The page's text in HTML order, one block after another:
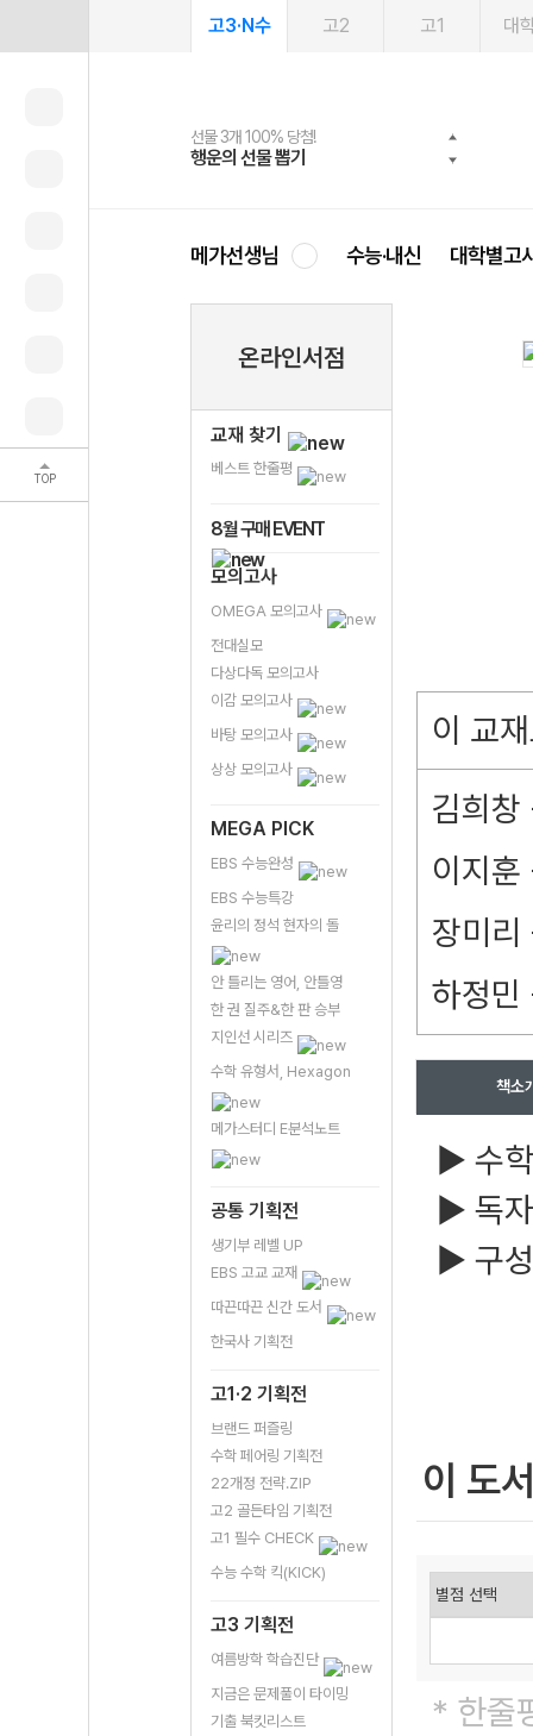
TOP
고3·N수 고2 고1 대
선물 3개 100% 당첨!
행운의 선물 뽑기
선물 100% 증정!
메가스터디 X 올리브
여름방학 스터디 캐시백
메가런 썸머스쿨
2027 러셀 단과
강사 공개선발
스마트러닝앱
설문 EVENT
메가패스
3일 무료 체험권
메가패스 수강생 무료혜택!
메가클럽 멤버십
사회공헌 캠페인
희망이룸 메가나눔
메가선생님 수능·내신 대학별고
온라인서점
교재 찾기
베스트 한줄평
8월 구매 EVENT
모의고사
OMEGA 모의고사
전대실모
다상다독 모의고사
이감 모의고사
바탕 모의고사
상상 모의고사
MEGA PICK
EBS 수능완성
EBS 수능특강
윤리의 정석 현자의 돌
안 틀리는 영어, 안틀영
한 권 질주&한 판 승부
지인선 시리즈
수학 유형서, Hexagon
메가스터디 E분석노트
공통 기획전
생기부 레벨 UP
EBS 고교 교재
따끈따끈 신간 도서
한국사 기획전
고1·2 기획전
브랜드 퍼즐링
수학 페어링 기획전
22개정 전략.ZIP
고2 골든타임 기획전
고1 필수 CHECK
수능 수학 킥(KICK)
고3 기획전
여름방학 학습진단
지금은 문제풀이 타이밍
기출 북킷리스트
이 교
김희
이지
장미
하정
책소
▶ 수
▶ 독
▶ 구
이 도
* 한줄